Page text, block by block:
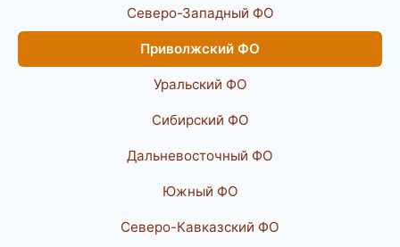
Северо-Западный ФО
Приволжский ФО
Уральский ФО
Сибирский ФО
Дальневосточный ФО
Южный ФО
Северо-Кавказский ФО